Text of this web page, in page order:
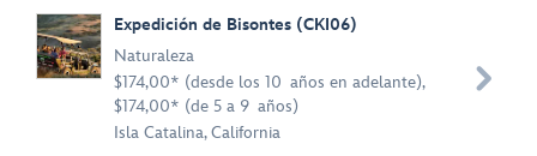
Expedición de Bisontes (CKI06)
Naturaleza
$174,00* (desde los 10 años en adelante),
$174,00* (de 5 a 9 años)
Isla Catalina, California
